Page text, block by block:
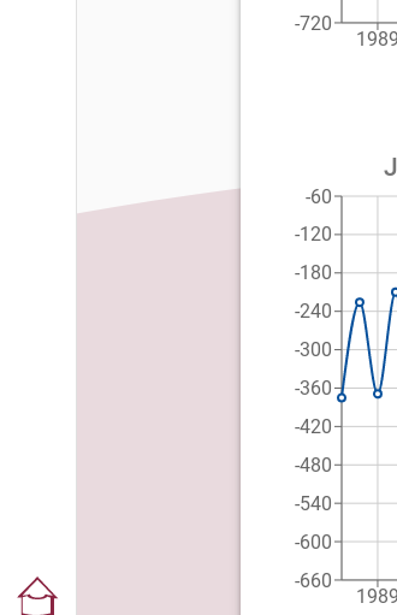
1989
-720
1989
-660
-600
-540
-480
-420
-360
-300
-240
-180
-120
-60